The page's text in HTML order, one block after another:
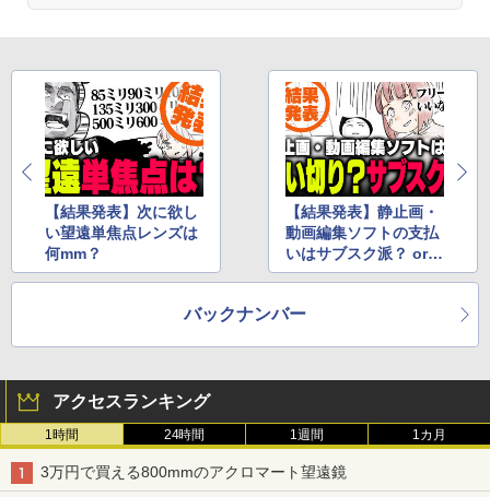
【結果発表】次に欲し
い望遠単焦点レンズは
何mm？
【結果発表】静止画・
動画編集ソフトの支払
いはサブスク派？ or
買い切り派？
バックナンバー
アクセスランキング
1時間 24時間 1週間 1カ月
3万円で買える800mmのアクロマート望遠鏡